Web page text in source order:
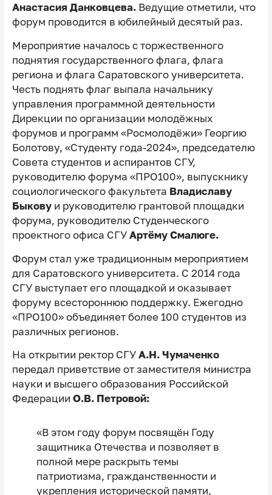
Анастасия Данковцева. Ведущие отметили, что
форум проводится в юбилейный десятый раз.
Мероприятие началось с торжественного
поднятия государственного флага, флага
региона и флага Саратовского университета.
Честь поднять флаг выпала начальнику
управления программной деятельности
Дирекции по организации молодёжных
форумов и программ «Росмолодёжи» Георгию
Болотову, «Студенту года-2024», председателю
Совета студентов и аспирантов СГУ,
руководителю форума «ПРО100», выпускнику
социологического факультета Владиславу
Быковуи руководителю грантовой площадки
форума, руководителю Студенческого
проектного офиса СГУ Артёму Смалюге.
Форум стал уже традиционным мероприятием
для Саратовского университета. С 2014 года
СГУ выступает его площадкой и оказывает
форуму всестороннюю поддержку. Ежегодно
«ПРО100» объединяет более 100 студентов из
различных регионов.
На открытии ректор СГУ А.Н. Чумаченко
передал приветствие от заместителя министра
науки и высшего образования Российской
Федерации О.В. Петровой:
«В этом году форум посвящён Году
защитника Отечества и позволяет в
полной мере раскрыть темы
патриотизма, гражданственности и
укрепления исторической памяти,